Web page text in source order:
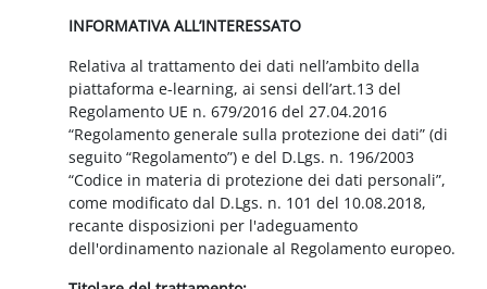
INFORMATIVA ALL’INTERESSATO
Relativa al trattamento dei dati nell’ambito della
piattaforma e-learning, ai sensi dell’art.13 del
Regolamento UE n. 679/2016 del 27.04.2016
“Regolamento generale sulla protezione dei dati” (di
seguito “Regolamento”) e del D.Lgs. n. 196/2003
“Codice in materia di protezione dei dati personali”,
come modificato dal D.Lgs. n. 101 del 10.08.2018,
recante disposizioni per l'adeguamento
dell'ordinamento nazionale al Regolamento europeo.